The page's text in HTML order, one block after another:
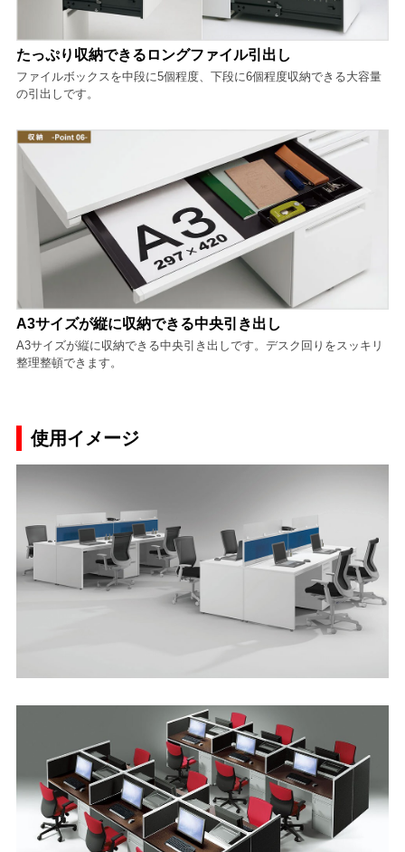
たっぷり収納できるロングファイル引出し
ファイルボックスを中段に5個程度、下段に6個程度収納できる大容量
の引出しです。
A3サイズが縦に収納できる中央引き出し
A3サイズが縦に収納できる中央引き出しです。デスク回りをスッキリ
整理整頓できます。
使用イメージ